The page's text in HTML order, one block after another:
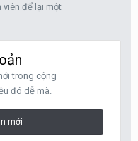
viên để lại một
trong cộng
đó dễ mà.
mới